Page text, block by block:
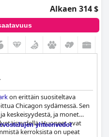
Alkaen 314 $
on erittäin suositeltava
Chicagon sydämessä. Sen
keskeisyydestä, ja monet
Huoneet ovat
kerroksista on upeat
yhteenvedot